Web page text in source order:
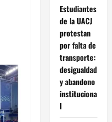
Estudiantes
de la UACJ
protestan
por falta de
transporte:
desigualdad
y abandono
instituciona
l